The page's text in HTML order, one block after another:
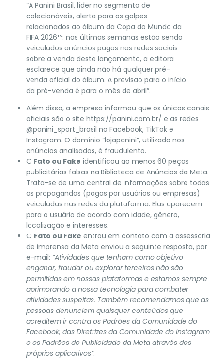
“A Panini Brasil, líder no segmento de
colecionáveis, alerta para os golpes
relacionados ao álbum da Copa do Mundo da
FIFA 2026™: nas últimas semanas estão sendo
veiculados anúncios pagos nas redes sociais
sobre a venda deste lançamento, a editora
esclarece que ainda não há qualquer pré-
venda oficial do álbum. A previsão para o início
da pré-venda é para o mês de abril”.
Além disso, a empresa informou que os únicos canais
oficiais são o site https://panini.com.br/ e as redes
@panini_sport_brasil no Facebook, TikTok e
Instagram. O domínio “lojapanini”, utilizado nos
anúncios analisados, é fraudulento.
O Fato ou Fake identificou ao menos 60 peças
publicitárias falsas na Biblioteca de Anúncios da Meta.
Trata-se de uma central de informações sobre todas
as propagandas (pagas por usuários ou empresas)
veiculadas nas redes da plataforma. Elas aparecem
para o usuário de acordo com idade, gênero,
localização e interesses.
O Fato ou Fake entrou em contato com a assessoria
de imprensa da Meta enviou a seguinte resposta, por
e-mail: “Atividades que tenham como objetivo
enganar, fraudar ou explorar terceiros não são
permitidas em nossas plataformas e estamos sempre
aprimorando a nossa tecnologia para combater
atividades suspeitas. Também recomendamos que as
pessoas denunciem quaisquer conteúdos que
acreditem ir contra os Padrões da Comunidade do
Facebook, das Diretrizes da Comunidade do Instagram
e os Padrões de Publicidade da Meta através dos
próprios aplicativos”.